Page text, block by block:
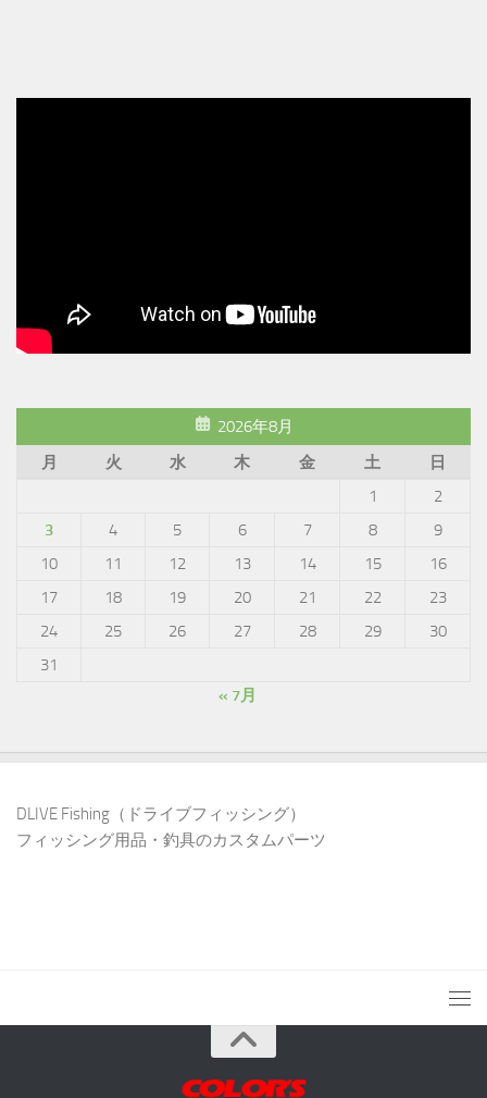
2026年8月
月
火 水 木 金 土
日
1
2
3
4 5 6 7 8
9
10
11 12 13 14 15
16
17
18 19 20 21 22
23
24
25 26 27 28 29
30
31
« 7月
DLIVE Fishing（ドライブフィッシング）
フィッシング用品・釣具のカスタムパーツ